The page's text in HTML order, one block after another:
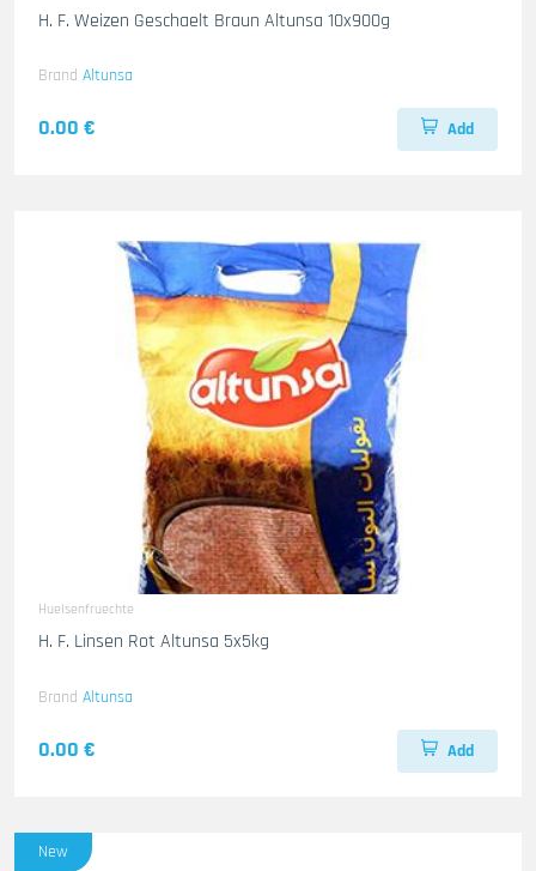
H. F. Weizen Geschaelt Braun Altunsa 10x900g
Brand Altunsa
0.00 € Add
Huelsenfruechte
H. F. Linsen Rot Altunsa 5x5kg
Brand Altunsa
0.00 € Add
New